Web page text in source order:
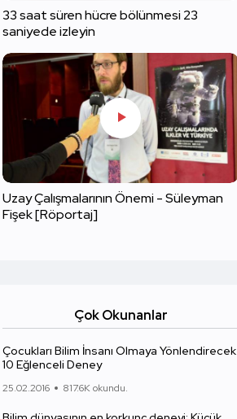
33 saat süren hücre bölünmesi 23
saniyede izleyin
Uzay Çalışmalarının Önemi - Süleyman
Fişek [Röportaj]
Çok Okunanlar
Çocukları Bilim İnsanı Olmaya Yönlendirecek
10 Eğlenceli Deney
25.02.2016 817.6K okundu.